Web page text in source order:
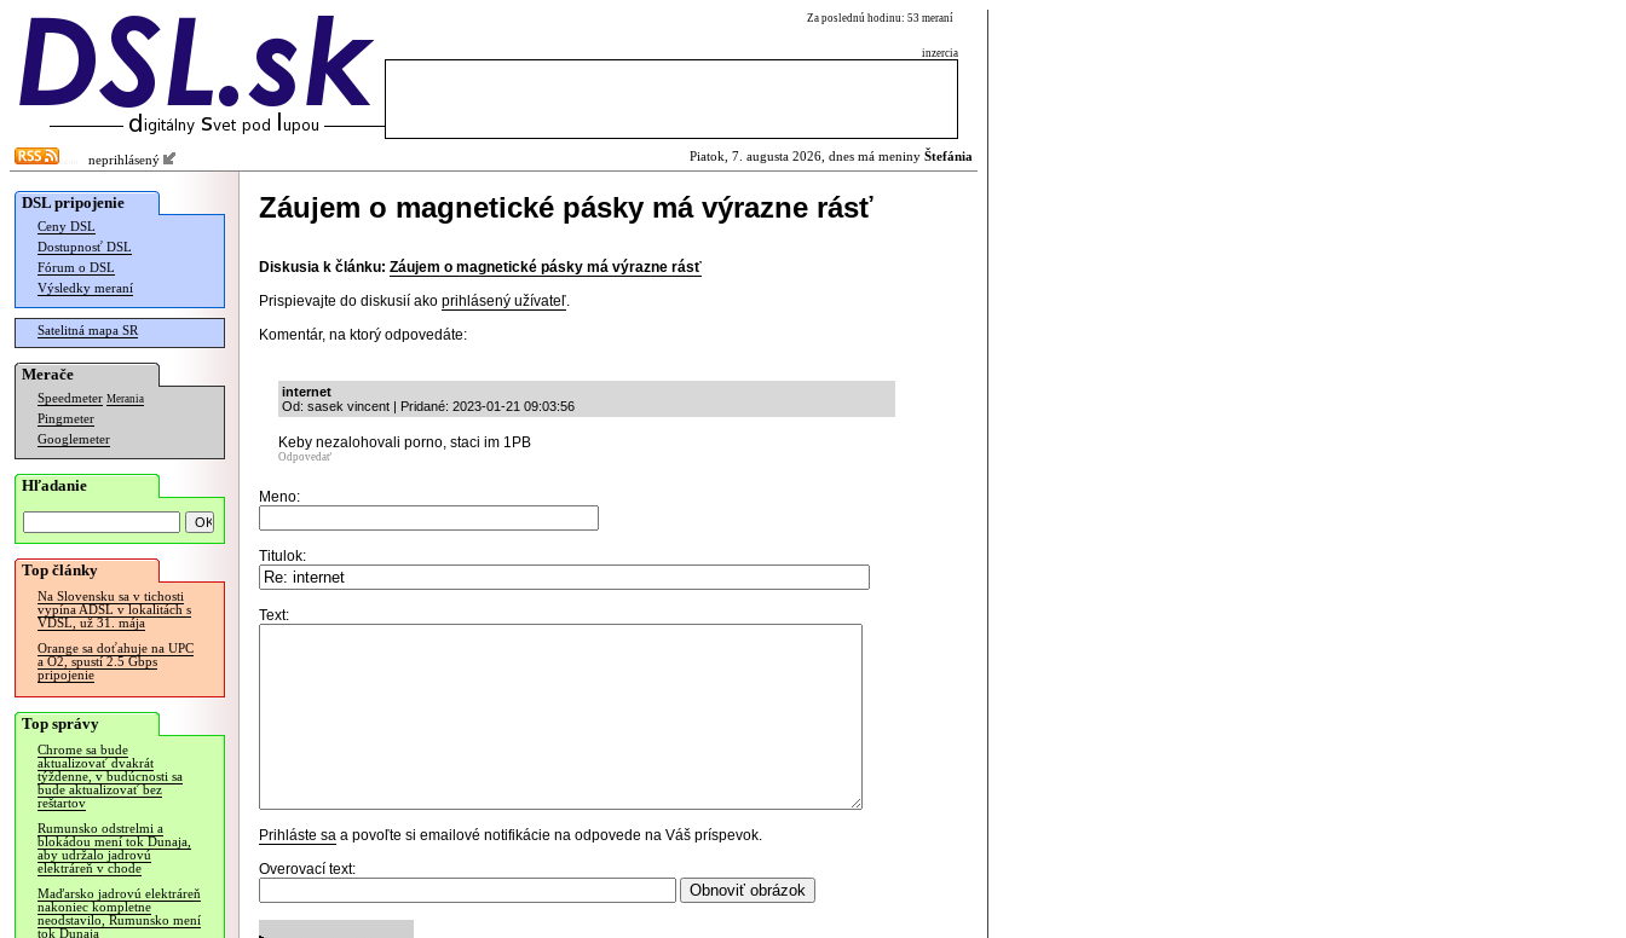
Za poslednú hodinu: 53 meraní
inzercia
neprihlásený Piatok, 7. augusta 2026, dnes má meniny Štefánia
DSL pripojenie
Ceny DSL
Dostupnosť DSL
Fórum o DSL
Výsledky meraní
Satelitná mapa SR
Merače
Speedmeter Merania
Pingmeter
Googlemeter
Hľadanie
Top články
Na Slovensku sa v tichosti
vypína ADSL v lokalitách s
VDSL, už 31. mája
Orange sa doťahuje na UPC
a O2, spustí 2.5 Gbps
pripojenie
Top správy
Chrome sa bude
aktualizovať dvakrát
týždenne, v budúcnosti sa
bude aktualizovať bez
reštartov
Rumunsko odstrelmi a
blokádou mení tok Dunaja,
aby udržalo jadrovú
elektráreň v chode
Maďarsko jadrovú elektráreň
nakoniec kompletne
neodstavilo, Rumunsko mení
tok Dunaja
Záujem o magnetické pásky má výrazne rásť
Diskusia k článku: Záujem o magnetické pásky má výrazne rásť
Prispievajte do diskusií ako prihlásený užívateľ.
Komentár, na ktorý odpovedáte:
internet
Od: sasek vincent | Pridané: 2023-01-21 09:03:56
Keby nezalohovali porno, staci im 1PB
Odpovedať
Meno:
Titulok:
Text:
Prihláste sa a povoľte si emailové notifikácie na odpovede na Váš príspevok.
Overovací text: